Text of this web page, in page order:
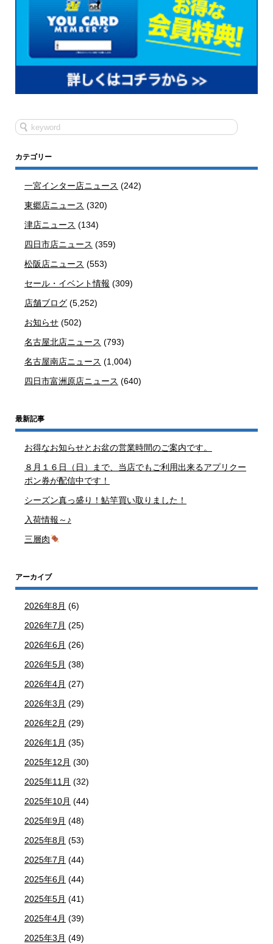
カテゴリー
一宮インター店ニュース (242)
東郷店ニュース (320)
津店ニュース (134)
四日市店ニュース (359)
松阪店ニュース (553)
セール・イベント情報 (309)
店舗ブログ (5,252)
お知らせ (502)
名古屋北店ニュース (793)
名古屋南店ニュース (1,004)
四日市富洲原店ニュース (640)
最新記事
お得なお知らせとお盆の営業時間のご案内です。
８月１６日（日）まで、当店でもご利用出来るアプリクー
ポン券が配信中です！
シーズン真っ盛り！鮎竿買い取りました！
入荷情報～♪
三層肉
アーカイブ
2026年8月 (6)
2026年7月 (25)
2026年6月 (26)
2026年5月 (38)
2026年4月 (27)
2026年3月 (29)
2026年2月 (29)
2026年1月 (35)
2025年12月 (30)
2025年11月 (32)
2025年10月 (44)
2025年9月 (48)
2025年8月 (53)
2025年7月 (44)
2025年6月 (44)
2025年5月 (41)
2025年4月 (39)
2025年3月 (49)